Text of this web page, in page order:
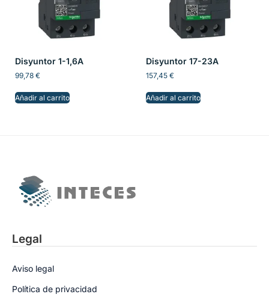
Disyuntor 1-1,6A
99,78 €
Añadir al carrito
Disyuntor 17-23A
157,45 €
Añadir al carrito
Legal
Aviso legal
Política de privacidad